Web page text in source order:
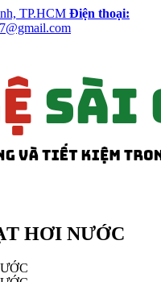
TP.HCM Điện thoại:
HƠI NƯỚC